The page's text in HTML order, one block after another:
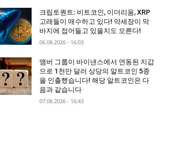
크립토퀀트: 비트코인, 이더리움, XRP
고래들이 매수하고 있다! 약세장이 막
바지에 접어들고 있을지도 모른다!
06.08.2026 - 16:03
앰버 그룹이 바이낸스에서 연동된 지갑
으로 1천만 달러 상당의 알트코인 5종
을 인출했습니다! 해당 알트코인은 다
음과 같습니다
07.08.2026 - 16:43